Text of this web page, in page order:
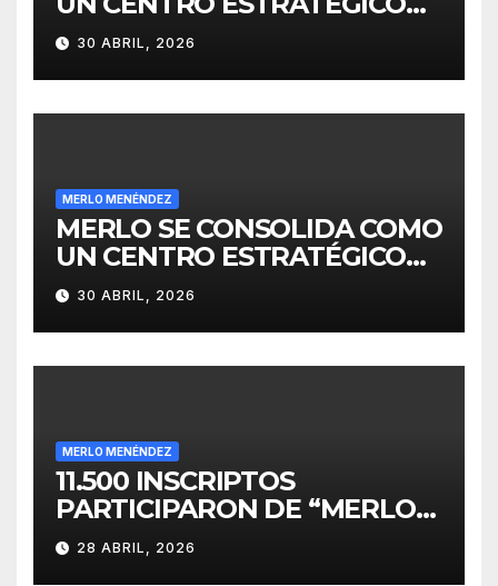
PARA EL DESARROLLO DE
INVERSIONES
30 ABRIL, 2026
MERLO MENÉNDEZ
MERLO SE CONSOLIDA COMO
UN CENTRO ESTRATÉGICO
PARA EL DESARROLLO DE
INVERSIONES
30 ABRIL, 2026
MERLO MENÉNDEZ
11.500 INSCRIPTOS
PARTICIPARON DE “MERLO
CORRE POR MALVINAS”
28 ABRIL, 2026